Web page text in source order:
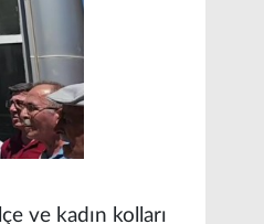
ve kadın kolları